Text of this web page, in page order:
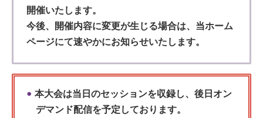
開催いたします。
今後、開催内容に変更が生じる場合は、当ホーム
ページにて速やかにお知らせいたします。
本大会は当日のセッションを収録し、後日オン
デマンド配信を予定しております。